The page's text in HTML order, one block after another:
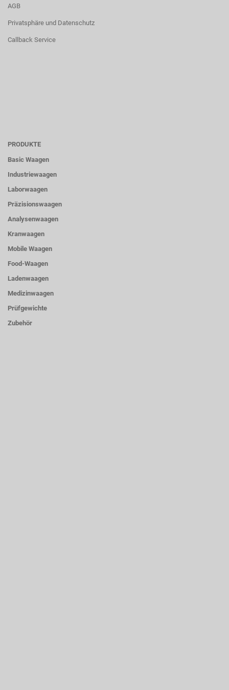
AGB
Privatsphäre und Datenschutz
Callback Service
PRODUKTE
Basic Waagen
Industriewaagen
Laborwaagen
Präzisionswaagen
Analysenwaagen
Kranwaagen
Mobile Waagen
Food-Waagen
Ladenwaagen
Medizinwaagen
Prüfgewichte
Zubehör